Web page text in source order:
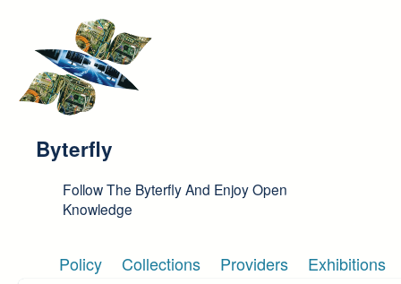
Byterfly
Follow The Byterfly And Enjoy Open
Knowledge
Policy Collections Providers Exhibitions